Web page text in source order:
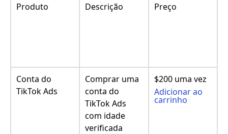
Produto Descrição Preço
Conta do
TikTok Ads
Comprar uma
conta do
TikTok Ads
com idade
verificada
$200 uma vez
Adicionar ao
carrinho